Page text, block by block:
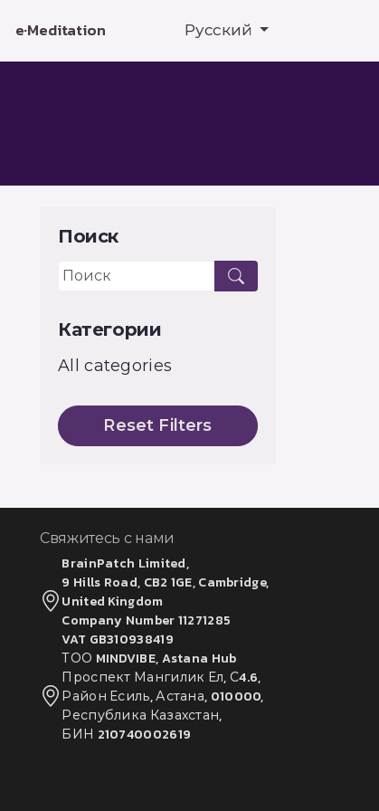
e·Meditation Русский
Поиск
Категории
All categories
Reset Filters
Свяжитесь с нами
BrainPatch Limited,
9 Hills Road, CB2 1GE, Cambridge,
United Kingdom
Company Number 11271285
VAT GB310938419
ТОО MINDVIBE, Astana Hub
Проспект Мангилик Ел, С4.6,
Район Есиль, Астана, 010000,
Республика Казахстан,
БИН 210740002619